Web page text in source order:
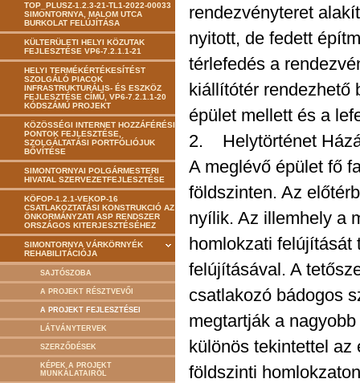
TOP_PLUSZ-1.2.3-21-TL1-2022-00033
SIMONTORNYA, MALOM UTCA
BURKOLAT FELÚJÍTÁSA
KÜLTERÜLETI HELYI KÖZUTAK
FEJLESZTÉSE VP6-7.2.1.1-21
HELYI TERMÉKÉRTÉKESÍTÉST
SZOLGÁLÓ PIACOK
INFRASTRUKTURÁLIS- ÉS ESZKÖZ
FEJLESZTÉSE CÍMŰ, VP6-7.2.1.1-20
KÓDSZÁMÚ PROJEKT
KÖZÖSSÉGI INTERNET HOZZÁFÉRÉSI
PONTOK FEJLESZTÉSE,
SZOLGÁLTATÁSI PORTFÓLIÓJUK
BŐVÍTÉSE
SIMONTORNYAI POLGÁRMESTERI
HIVATAL SZERVEZETFEJLESZTÉSE
KÖFOP-1.2.1-VEKOP-16
CSATLAKOZTATÁSI KONSTRUKCIÓ AZ
ÖNKORMÁNYZATI ASP RENDSZER
ORSZÁGOS KITERJESZTÉSÉHEZ
SIMONTORNYA VÁRKÖRNYÉK
REHABILITÁCIÓJA
SAJTÓSZOBA
A PROJEKT RÉSZTVEVŐI
A PROJEKT FEJLESZTÉSEI
LÁTVÁNYTERVEK
SZERZŐDÉSEK
KÉPEK A PROJEKT
MUNKÁLATAIRÓL
rendezvényteret
nyitott, de fedett
térlefedés a
kiállítótér rendezhető
épület mellett és a
2. Helytörténet
A meglévő épület fő
földszinten. Az
nyílik. Az illemhely a
homlokzati felújítását
felújításával. A
csatlakozó bádogos
megtartják a
különös tekintettel az
földszinti